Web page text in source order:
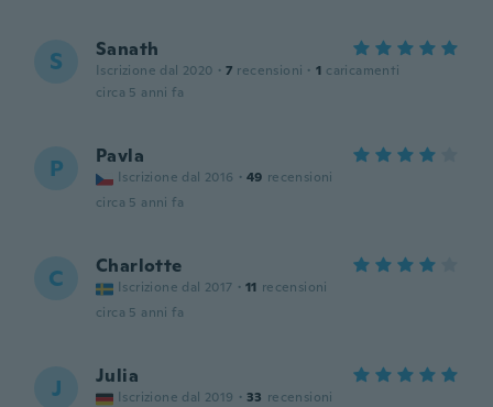
S Sanath
Iscrizione dal 2020 · 7 recensioni · 1 caricamenti
circa 5 anni fa
P Pavla
Iscrizione dal 2016 · 49 recensioni
circa 5 anni fa
C Charlotte
Iscrizione dal 2017 · 11 recensioni
circa 5 anni fa
J Julia
Iscrizione dal 2019 · 33 recensioni